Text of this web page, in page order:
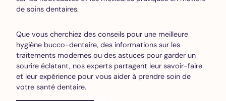
de soins dentaires.
Que vous cherchiez des conseils pour une meilleure
hygiène bucco-dentaire, des informations sur les
traitements modernes ou des astuces pour garder un
sourire éclatant, nos experts partagent leur savoir-faire
et leur expérience pour vous aider à prendre soin de
votre santé dentaire.